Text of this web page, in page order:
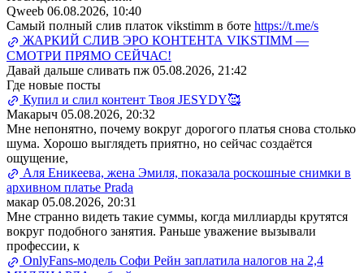
Qweeb 06.08.2026, 10:40
Самый полный слив платок vikstimm в боте https://t.me/s
ЖАРКИЙ СЛИВ ЭРО КОНТЕНТА VIKSTIMM —
СМОТРИ ПРЯМО СЕЙЧАС!
Давай дальше сливать пж 05.08.2026, 21:42
Где новые посты
Купил и слил контент Твоя JESYDY🥰
Макарыч 05.08.2026, 20:32
Мне непонятно, почему вокруг дорогого платья снова столько
шума. Хорошо выглядеть приятно, но сейчас создаётся
ощущение,
Аля Еникеева, жена Эмиля, показала роскошные снимки в
архивном платье Prada
макар 05.08.2026, 20:31
Мне странно видеть такие суммы, когда миллиарды крутятся
вокруг подобного занятия. Раньше уважение вызывали
профессии, к
OnlyFans-модель Софи Рейн заплатила налогов на 2,4